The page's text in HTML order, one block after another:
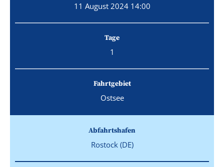
11 August 2024 14:00
Tage
1
Fahrtgebiet
Ostsee
Abfahrtshafen
Rostock (DE)